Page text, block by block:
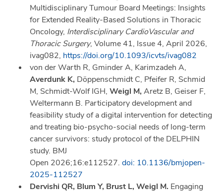
Multidisciplinary Tumour Board Meetings: Insights
for Extended Reality-Based Solutions in Thoracic
Oncology, Interdisciplinary CardioVascular and
Thoracic Surgery, Volume 41, Issue 4, April 2026,
ivag082, https://doi.org/10.1093/icvts/ivag082
von der Warth R, Gminder A, Karimzadeh A,
Averdunk K, Döppenschmidt C, Pfeifer R, Schmid
M, Schmidt-Wolf IGH, Weigl M, Aretz B, Geiser F,
Weltermann B. Participatory development and
feasibility study of a digital intervention for detecting
and treating bio-psycho-social needs of long-term
cancer survivors: study protocol of the DELPHIN
study. BMJ
Open 2026;16:e112527. doi: 10.1136/bmjopen-
2025-112527
Dervishi QR, Blum Y, Brust L, Weigl M. Engaging